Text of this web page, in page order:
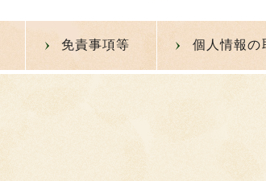
免責事項等 個人情報の